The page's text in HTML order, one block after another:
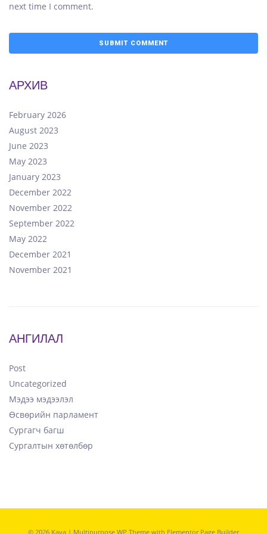
next time I comment.
АРХИВ
February 2026
August 2023
June 2023
May 2023
January 2023
December 2022
November 2022
September 2022
May 2022
December 2021
November 2021
АНГИЛАЛ
Post
Uncategorized
Мэдээ мэдээлэл
Өсвөрийн парламент
Сургагч багш
Сургалтын хөтөлбөр
© 2026 Kava | Multipurpose WP Theme with Elementor Page Builder